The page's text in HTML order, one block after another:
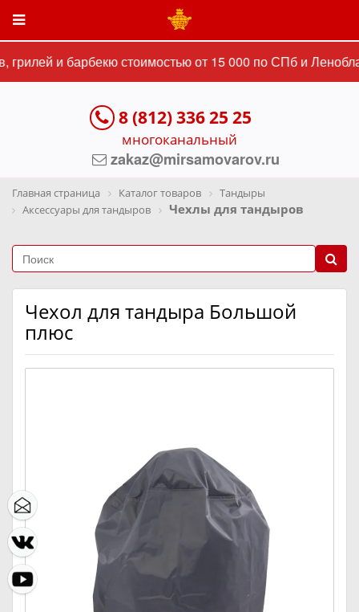
и барбекю стоимостью от 15 000 по СПб и
8 (812) 336 25 25
многоканальный
zakaz@mirsamovarov.ru
Главная страница Каталог товаров
Тандыры
Аксессуары для тандыров
Чехлы для тандыров
Чехол для тандыра Большой
плюс